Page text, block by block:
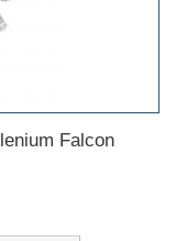
Falcon